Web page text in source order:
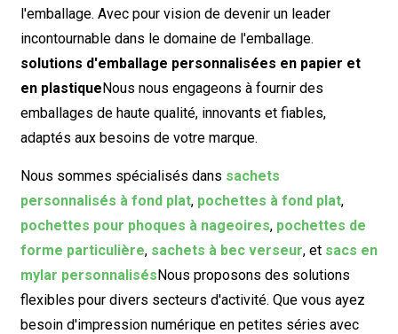
l'emballage. Avec pour vision de devenir un leader
incontournable dans le domaine de l'emballage.
solutions d'emballage personnalisées en papier et
en plastiqueNous nous engageons à fournir des
emballages de haute qualité, innovants et fiables,
adaptés aux besoins de votre marque.
Nous sommes spécialisés dans sachets
personnalisés à fond plat, pochettes à fond plat,
pochettes pour phoques à nageoires, pochettes de
forme particulière, sachets à bec verseur, et sacs en
mylar personnalisésNous proposons des solutions
flexibles pour divers secteurs d'activité. Que vous ayez
besoin d'impression numérique en petites séries avec